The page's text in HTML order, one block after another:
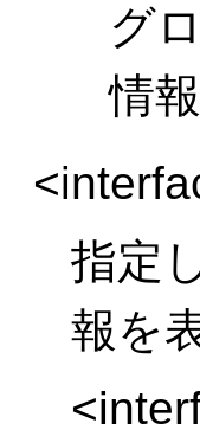
グ
情
指定
報を